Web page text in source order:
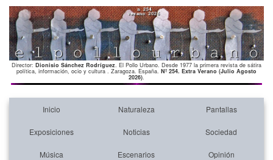
Director: Dionisio Sánchez Rodríguez. El Pollo Urbano. Desde 1977 la primera revista de sátira
política, información, ocio y cultura . Zaragoza. España. Nº 254. Extra Verano (Julio Agosto
2026).
Inicio Naturaleza Pantallas
Exposiciones Noticias Sociedad
Música Escenarios Opinión